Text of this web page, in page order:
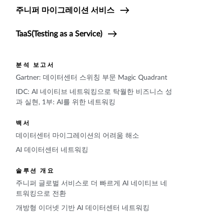
분석 보고서
Gartner: 데이터센터 스위칭 부문 Magic Quadrant
IDC: AI 네이티브 네트워킹으로 탁월한 비즈니스 성
과 실현, 1부: AI를 위한 네트워킹
백서
데이터센터 마이그레이션의 어려움 해소
AI 데이터센터 네트워킹
솔루션 개요
주니퍼 글로벌 서비스로 더 빠르게 AI 네이티브 네
트워킹으로 전환
개방형 이더넷 기반 AI 데이터센터 네트워킹
주니퍼 마이그레이션 서비스
TaaS(Testing as a Service)